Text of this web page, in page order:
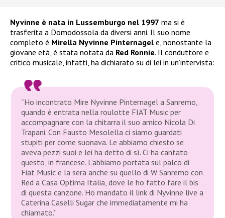
Nyvinne è nata in Lussemburgo nel 1997 ma si è
trasferita a Domodossola da diversi anni. Il suo nome
completo è Mirella Nyvinne Pinternagel e, nonostante la
giovane età, è stata notata da Red Ronnie. Il conduttore e
critico musicale, infatti, ha dichiarato su di lei in un’intervista:
“Ho incontrato Mire Nyvinne Pinternagel a Sanremo,
quando è entrata nella roulotte FIAT Music per
accompagnare con la chitarra il suo amico Nicola Di
Trapani. Con Fausto Mesolella ci siamo guardati
stupiti per come suonava. Le abbiamo chiesto se
aveva pezzi suoi e lei ha detto di sì. Ci ha cantato
questo, in francese. L’abbiamo portata sul palco di
Fiat Music e la sera anche su quello di W Sanremo con
Red a Casa Optima Italia, dove le ho fatto fare il bis
di questa canzone. Ho mandato il link di Nyvinne live a
Caterina Caselli Sugar che immediatamente mi ha
chiamato.”